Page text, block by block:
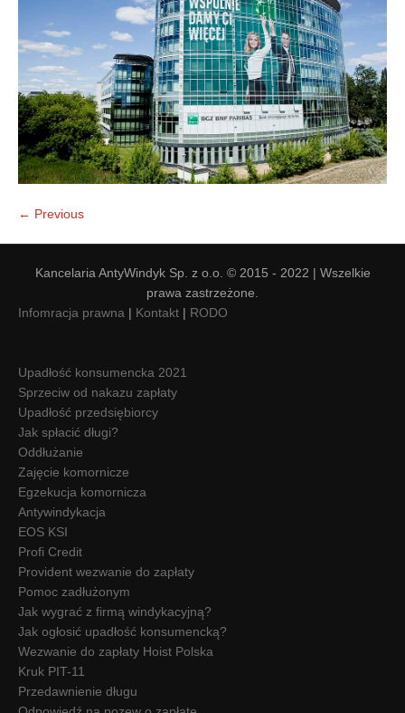
Doradztwo & konsulting Doradztwo & konsulting
← Previous
Kancelaria AntyWindyk Sp. z o.o. © 2015 - 2022 | Wszelkie
prawa zastrzeżone.
Infomracja prawna | Kontakt | RODO
Upadłość konsumencka 2021
Sprzeciw od nakazu zapłaty
Upadłość przedsiębiorcy
Jak spłacić długi?
Oddłużanie
Zajęcie komornicze
Egzekucja komornicza
Antywindykacja
EOS KSI
Profi Credit
Provident wezwanie do zapłaty
Pomoc zadłużonym
Jak wygrać z firmą windykacyjną?
Jak ogłosić upadłość konsumencką?
Wezwanie do zapłaty Hoist Polska
Kruk PIT-11
Przedawnienie długu